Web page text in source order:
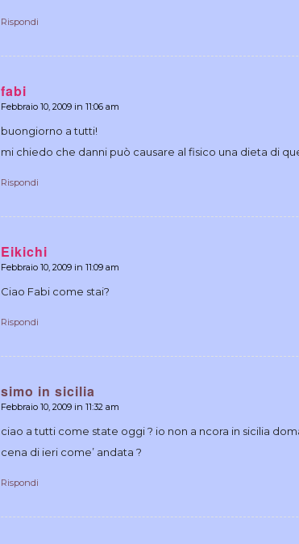
Rispondi
fabi
dice:
Febbraio 10, 2009 in 11:06 am
buongiorno a tutti!
mi chiedo che danni può causare al fisico una dieta di
Rispondi
Eikichi
dice:
Febbraio 10, 2009 in 11:09 am
Ciao Fabi come stai?
Rispondi
simo in sicilia
dice:
Febbraio 10, 2009 in 11:32 am
ciao a tutti come state oggi ? io non a ncora in sicilia
cena di ieri come’ andata ?
Rispondi